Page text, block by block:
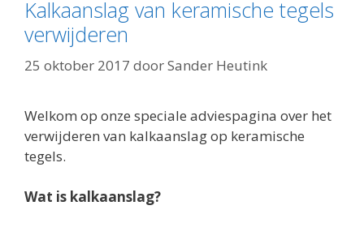
Kalkaanslag van keramische tegels
verwijderen
25 oktober 2017 doorSander Heutink
Welkom op onze speciale adviespagina over het
verwijderen van kalkaanslag op keramische
tegels.
Wat is kalkaanslag?